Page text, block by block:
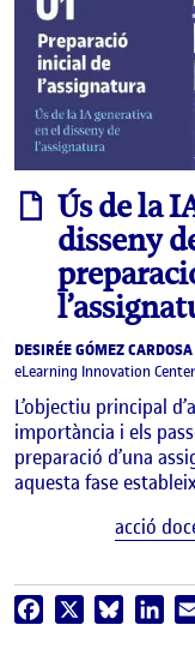
informe
Ús de la
disseny
DESIRÉE GÓMEZ CARDOSA
eLearning Innovation
L’objectiu principal
importància i els
preparació d’una
aquesta fase
acció
Facebook Bluesky